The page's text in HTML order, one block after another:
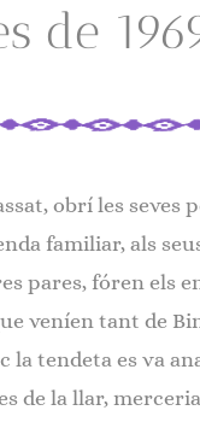
de
obrí les seves
familiar, als
pares, fóren els
veníen tant de
la tendeta es va
de la llar,